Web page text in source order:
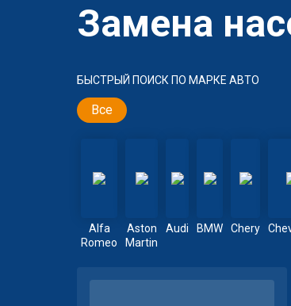
Замена
БЫСТРЫЙ ПОИСК ПО МАРКЕ АВТО
Все
Alfa
Romeo
Aston
Martin
Audi BMW Chery